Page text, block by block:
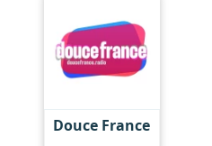
Douce France